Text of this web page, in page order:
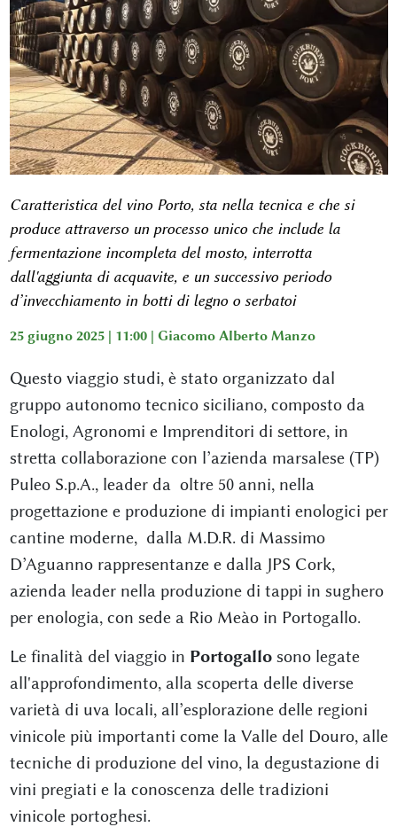
Caratteristica del vino Porto, sta nella tecnica e che si
produce attraverso un processo unico che include la
fermentazione incompleta del mosto, interrotta
dall'aggiunta di acquavite, e un successivo periodo
d’invecchiamento in botti di legno o serbatoi
25 giugno 2025 | 11:00 | Giacomo Alberto Manzo
Questo viaggio studi, è stato organizzato dal
gruppo autonomo tecnico siciliano, composto da
Enologi, Agronomi e Imprenditori di settore, in
stretta collaborazione con l’azienda marsalese (TP)
Puleo S.p.A., leader da oltre 50 anni, nella
progettazione e produzione di impianti enologici per
cantine moderne, dalla M.D.R. di Massimo
D’Aguanno rappresentanze e dalla JPS Cork,
azienda leader nella produzione di tappi in sughero
per enologia, con sede a Rio Meào in Portogallo.
Le finalità del viaggio in Portogallo sono legate
all'approfondimento, alla scoperta delle diverse
varietà di uva locali, all’esplorazione delle regioni
vinicole più importanti come la Valle del Douro, alle
tecniche di produzione del vino, la degustazione di
vini pregiati e la conoscenza delle tradizioni
vinicole portoghesi.